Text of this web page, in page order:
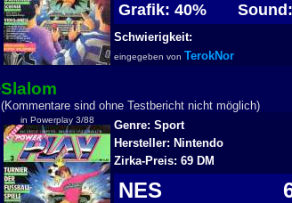
Grafik: 40%
Schwierigkeit:
eingegeben von TerokNor
Slalom
(Kommentare sind ohne Testbericht nicht möglich)
in Powerplay 3/88
Genre: Sport
Hersteller: Nintendo
Zirka-Preis: 69 DM
NES